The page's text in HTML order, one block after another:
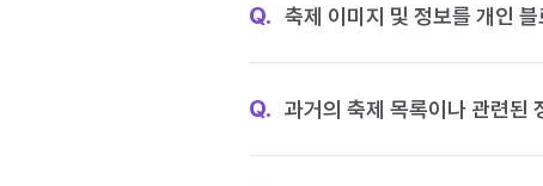
Q. 축제 이미지 및 정보를 개인
Q. 과거의 축제 목록이나 관련된